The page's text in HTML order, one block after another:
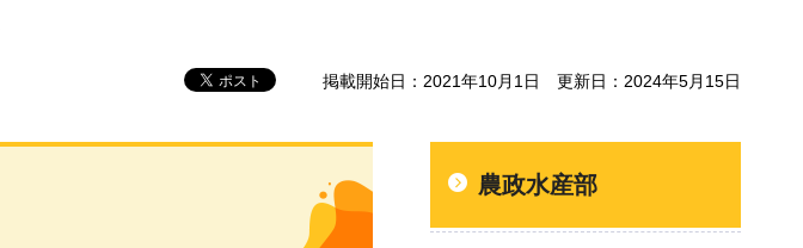
掲載開始日：2021年10月1日 更新日：2024年5月15日
農政水産部